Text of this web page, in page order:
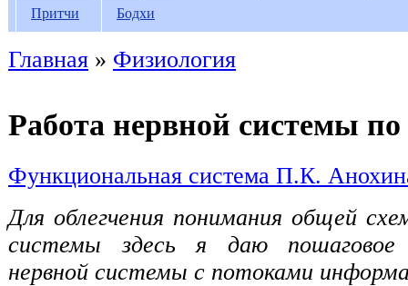
Притчи Бодхи
Главная » Физиология
Работа нервной системы
Функциональная система П.К.
Для облегчения понимания общей
системы здесь я даю пошаговое
нервной системы с потоками